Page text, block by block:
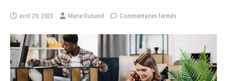
avril 29, 2023 Marie Dunand Commentaires fermés